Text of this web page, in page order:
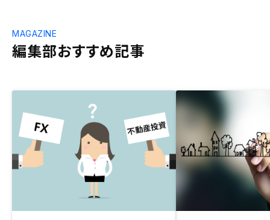
編集部おすすめ記事
MAGAZINE